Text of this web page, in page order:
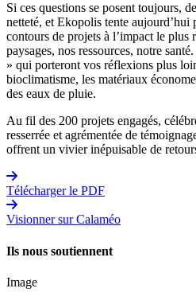
Si ces questions se posent toujours,
netteté, et Ekopolis tente aujourd’hui
contours de projets à l’impact le plus
paysages, nos ressources, notre
» qui porteront vos réflexions plus
bioclimatisme, les matériaux
des eaux de pluie.
Au fil des 200 projets engagés,
resserrée et agrémentée de
offrent un vivier inépuisable de
Télécharger le PDF
Visionner sur Calaméo
Ils nous soutiennent
Image